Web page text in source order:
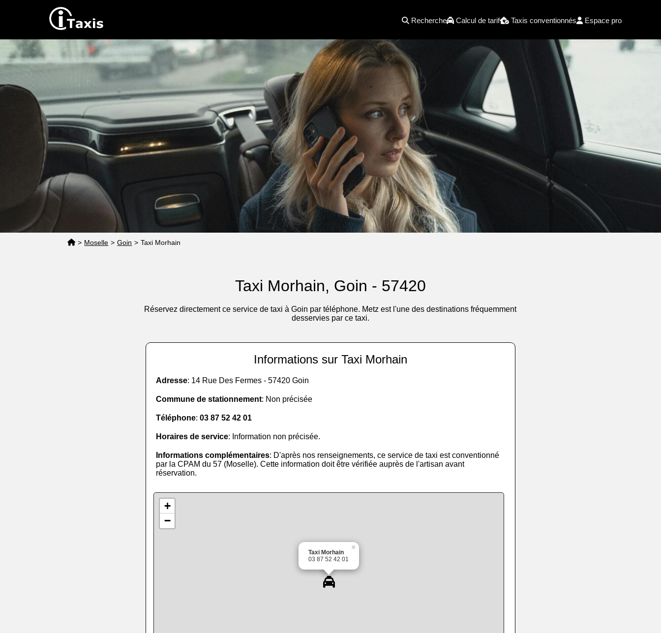
Recherche Calcul de tarif Taxis conventionnés Espace pro
> Moselle > Goin > Taxi Morhain
Taxi Morhain, Goin - 57420
Réservez directement ce service de taxi à Goin par téléphone. Metz est l'une des destinations fréquemment
desservies par ce taxi.
Informations sur Taxi Morhain
Adresse: 14 Rue Des Fermes - 57420 Goin
Commune de stationnement: Non précisée
Téléphone: 03 87 52 42 01
Horaires de service: Information non précisée.
Informations complémentaires: D'après nos renseignements, ce service de taxi est conventionné
par la CPAM du 57 (Moselle). Cette information doit être vérifiée auprès de l'artisan avant
réservation.
Taxi Morhain
03 87 52 42 01
×
+
−